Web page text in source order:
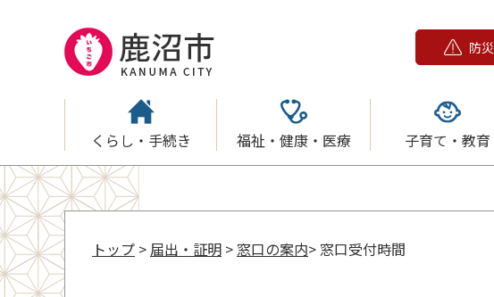
防災
くらし・手続き 福祉・健康・医療 子育て・教育
トップ > 届出・証明 > 窓口の案内> 窓口受付時間